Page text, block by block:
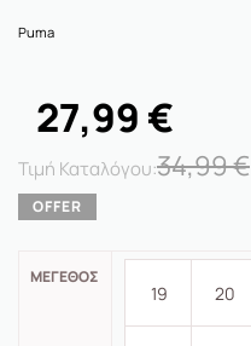
Puma
34,99€
27,99 €
ΜΈΓΕΘΟΣ
19 20